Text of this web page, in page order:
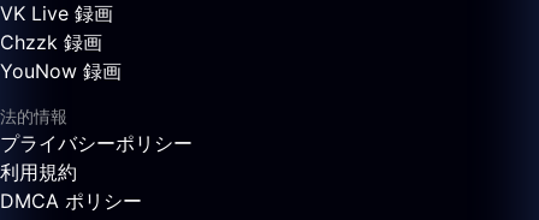
VK Live 録画
Chzzk 録画
YouNow 録画
法的情報
プライバシーポリシー
利用規約
DMCA ポリシー